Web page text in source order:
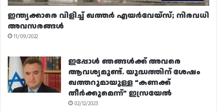
ഇന്ത്യക്കാരെ വിളിച്ച് ഖത്തർ എയർവേയ്‌സ്; നിരവധി
അവസരങ്ങൾ
11/09/2022
ഇപ്പോൾ ഞങ്ങൾക്ക് അവരെ
ആവശ്യമുണ്ട്. യുദ്ധത്തിന് ശേഷം
ഖത്തറുമായുള്ള “കണക്ക്
തീർക്കുമെന്ന്” ഇസ്രയേൽ
02/12/2023